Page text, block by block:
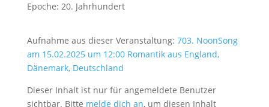
Epoche: 20. Jahrhundert
Aufnahme aus dieser Veranstaltung: 703. NoonSong
am 15.02.2025 um 12:00 Romantik aus England,
Dänemark, Deutschland
Dieser Inhalt ist nur für angemeldete Benutzer
sichtbar. Bitte melde dich an, um diesen Inhalt